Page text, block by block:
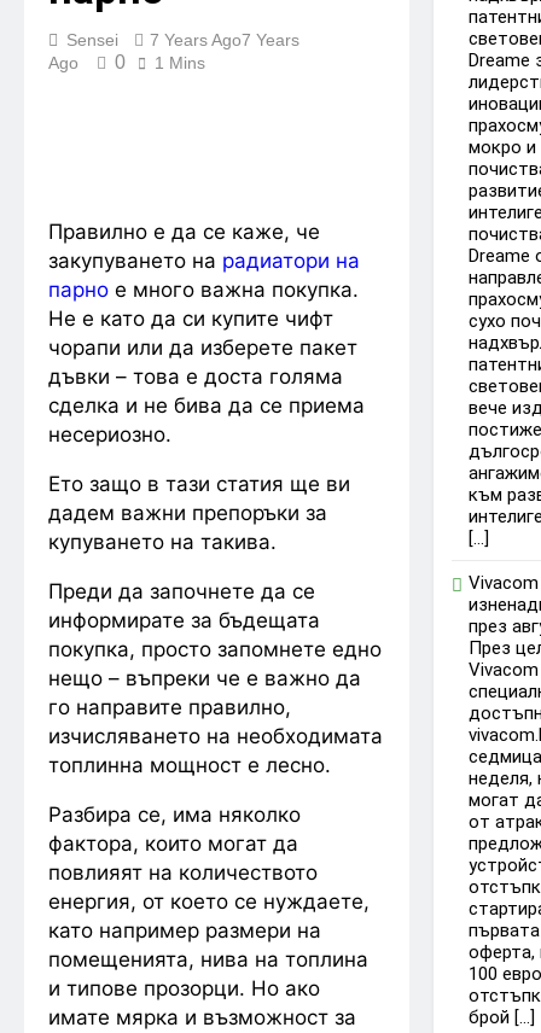
Sensei 7 Years Ago7 Years
Ago
0 1 Mins
Правилно е да се каже, че
закупуването на радиатори на
парно е много важна покупка.
Не е като да си купите чифт
чорапи или да изберете пакет
дъвки – това е доста голяма
сделка и не бива да се приема
несериозно.
Ето защо в тази статия ще ви
дадем важни препоръки за
купуването на такива.
Преди да започнете да се
информирате за бъдещата
покупка, просто запомнете едно
нещо – въпреки че е важно да
го направите правилно,
изчисляването на необходимата
топлинна мощност е лесно.
Разбира се, има няколко
фактора, които могат да
повлияят на количеството
енергия, от което се нуждаете,
като например размери на
помещенията, нива на топлина
и типове прозорци. Но ако
имате мярка и възможност за
Dreame
мокро и
Dreame
сухо
вече
към
[…]
през
През
неделя,
могат
от
оферта,
100
брой […]